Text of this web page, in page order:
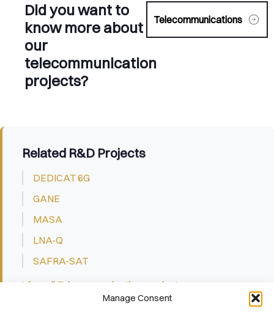
Manage Consent
Did you want to
know more about
our
telecommunication
projects?
Telecommunications
Related R&D Projects
DEDICAT 6G
GANE
MASA
LNA-Q
SAFRA-SAT
View all Telecommunications projects →